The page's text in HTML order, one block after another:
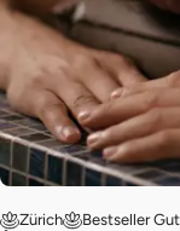
Zürich
Bestseller